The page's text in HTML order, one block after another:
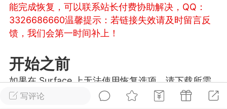
网络
VIP 7
29 21:24
电脑端 Surface Laptop Go 2
Laptop Go 2镜像
网盘下载
Laptop Go 2 i5/8/128 – Windows
写评论
能完成恢复，可以联系站长付费协助解决，QQ：
3326686660温馨提示：若链接失效请及时留言反
馈，我们会第一时间补上！
开始之前
如果在 Surface 上无法使用恢复选项，请下载所需
的文件以使 Surface 重新正常工作。